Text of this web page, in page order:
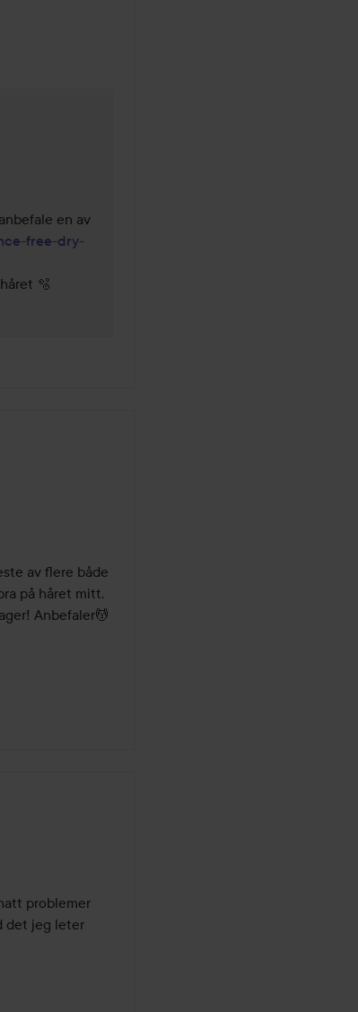
en av
free-dry-
🫧
av flere både
på håret mitt.
Anbefaler💆
problemer
det jeg leter